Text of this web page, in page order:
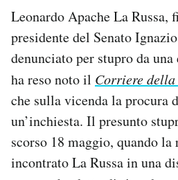
CALENDARIO
AREA PERSONALE
Area Personale
Newsletter
Leonardo Apache La Russa,
presidente del Senato
denunciato per stupro da
ha reso noto il Corriere della
che sulla vicenda la procura
un’inchiesta. Il presunto
scorso 18 maggio, quando la
incontrato La Russa in una